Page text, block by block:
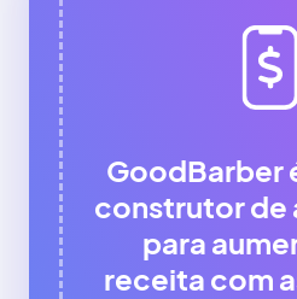
GoodBarber
construtor de
para
receita com